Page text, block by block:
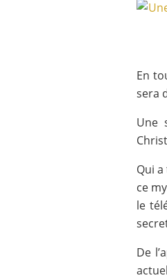
En
sera
Une
Qui
ce
le
De